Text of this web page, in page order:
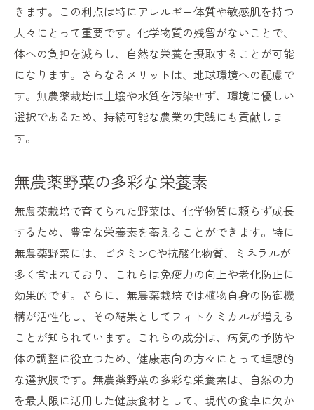
きます。この利点は特にアレルギー体質や敏感肌を持つ
人々にとって重要です。化学物質の残留がないことで、
体への負担を減らし、自然な栄養を摂取することが可能
になります。さらなるメリットは、地球環境への配慮で
す。無農薬栽培は土壌や水質を汚染せず、環境に優しい
選択であるため、持続可能な農業の実践にも貢献しま
す。
無農薬野菜の多彩な栄養素
無農薬栽培で育てられた野菜は、化学物質に頼らず成長
するため、豊富な栄養素を蓄えることができます。特に
無農薬野菜には、ビタミンCや抗酸化物質、ミネラルが
多く含まれており、これらは免疫力の向上や老化防止に
効果的です。さらに、無農薬栽培では植物自身の防御機
構が活性化し、その結果としてフィトケミカルが増える
ことが知られています。これらの成分は、病気の予防や
体の調整に役立つため、健康志向の方々にとって理想的
な選択肢です。無農薬野菜の多彩な栄養素は、自然の力
を最大限に活用した健康食材として、現代の食卓に欠か